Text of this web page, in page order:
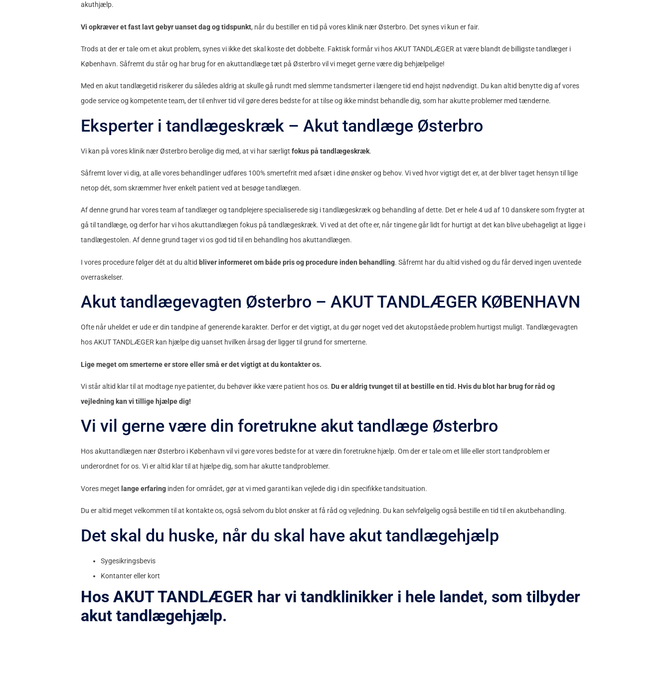
akuthjælp.
Vi opkræver et fast lavt gebyr uanset dag og tidspunkt, når du bestiller en tid på vores klinik nær Østerbro. Det synes vi kun er fair.
Trods at der er tale om et akut problem, synes vi ikke det skal koste det dobbelte. Faktisk formår vi hos AKUT TANDLÆGER at være blandt de billigste tandlæger i
København. Såfremt du står og har brug for en akuttandlæge tæt på Østerbro vil vi meget gerne være dig behjælpelige!
Med en akut tandlægetid risikerer du således aldrig at skulle gå rundt med slemme tandsmerter i længere tid end højst nødvendigt. Du kan altid benytte dig af vores
gode service og kompetente team, der til enhver tid vil gøre deres bedste for at tilse og ikke mindst behandle dig, som har akutte problemer med tænderne.
Eksperter i tandlægeskræk – Akut tandlæge Østerbro
Vi kan på vores klinik nær Østerbro berolige dig med, at vi har særligt fokus på tandlægeskræk.
Såfremt lover vi dig, at alle vores behandlinger udføres 100% smertefrit med afsæt i dine ønsker og behov. Vi ved hvor vigtigt det er, at der bliver taget hensyn til lige
netop dét, som skræmmer hver enkelt patient ved at besøge tandlægen.
Af denne grund har vores team af tandlæger og tandplejere specialiserede sig i tandlægeskræk og behandling af dette. Det er hele 4 ud af 10 danskere som frygter at
gå til tandlæge, og derfor har vi hos akuttandlægen fokus på tandlægeskræk. Vi ved at det ofte er, når tingene går lidt for hurtigt at det kan blive ubehageligt at ligge i
tandlægestolen. Af denne grund tager vi os god tid til en behandling hos akuttandlægen.
I vores procedure følger dét at du altid bliver informeret om både pris og procedure inden behandling. Såfremt har du altid vished og du får derved ingen uventede
overraskelser.
Akut tandlægevagten Østerbro – AKUT TANDLÆGER KØBENHAVN
Ofte når uheldet er ude er din tandpine af generende karakter. Derfor er det vigtigt, at du gør noget ved det akutopståede problem hurtigst muligt. Tandlægevagten
hos AKUT TANDLÆGER kan hjælpe dig uanset hvilken årsag der ligger til grund for smerterne.
Lige meget om smerterne er store eller små er det vigtigt at du kontakter os.
Vi står altid klar til at modtage nye patienter, du behøver ikke være patient hos os. Du er aldrig tvunget til at bestille en tid. Hvis du blot har brug for råd og
vejledning kan vi tillige hjælpe dig!
Vi vil gerne være din foretrukne akut tandlæge Østerbro
Hos akuttandlægen nær Østerbro i København vil vi gøre vores bedste for at være din foretrukne hjælp. Om der er tale om et lille eller stort tandproblem er
underordnet for os. Vi er altid klar til at hjælpe dig, som har akutte tandproblemer.
Vores meget lange erfaring inden for området, gør at vi med garanti kan vejlede dig i din specifikke tandsituation.
Du er altid meget velkommen til at kontakte os, også selvom du blot ønsker at få råd og vejledning. Du kan selvfølgelig også bestille en tid til en akutbehandling.
Det skal du huske, når du skal have akut tandlægehjælp
Sygesikringsbevis
Kontanter eller kort
Hos AKUT TANDLÆGER har vi tandklinikker i hele landet, som tilbyder
akut tandlægehjælp.